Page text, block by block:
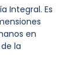
Integral. Es
en
la